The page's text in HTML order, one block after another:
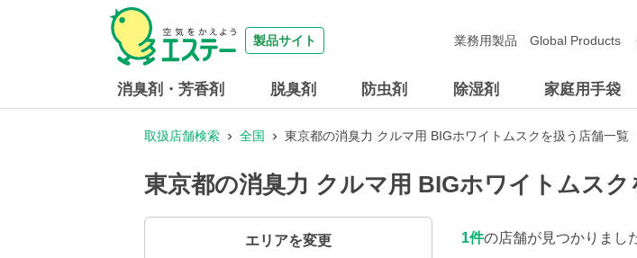
製品サイト
消臭剤・芳香剤 脱臭剤 防虫剤 除湿剤 家庭用手袋
業務用製品 Global Products
取扱店舗検索 全国 東京都の消臭力 クルマ用 BIGホワイトムスクを扱う店舗一覧
東京都の消臭力 クルマ用 BIGホワイトムス
エリアを変更 1件の店舗が見つかりまし